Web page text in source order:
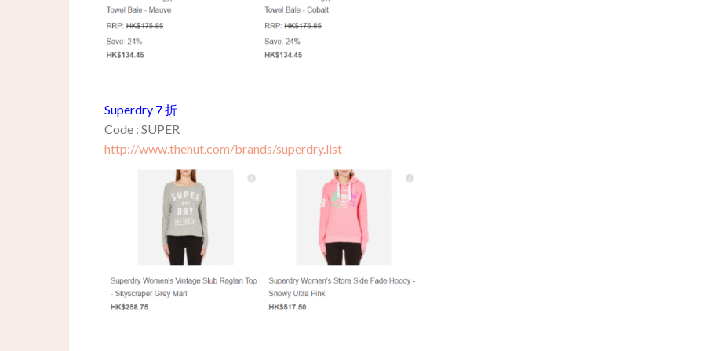
Superdry 7 折
Code : SUPER
http://www.thehut.com/brands/superdry.list